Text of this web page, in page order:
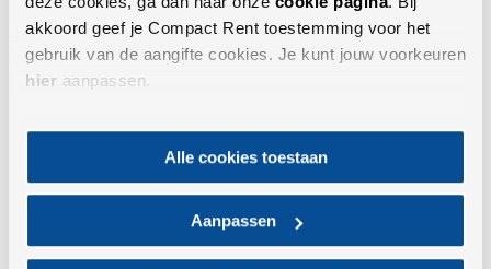
akkoord geef je Compact Rent toestemming voor het
gebruik van de aangifte cookies. Je kunt jouw voorkeuren
hier aanpassen.
Alle cookies toestaan
Aanpassen
Palletvorken CW05 – CW20
Dagprijs: v.a. € 25,00
Weekprijs: v.a. € 75,00